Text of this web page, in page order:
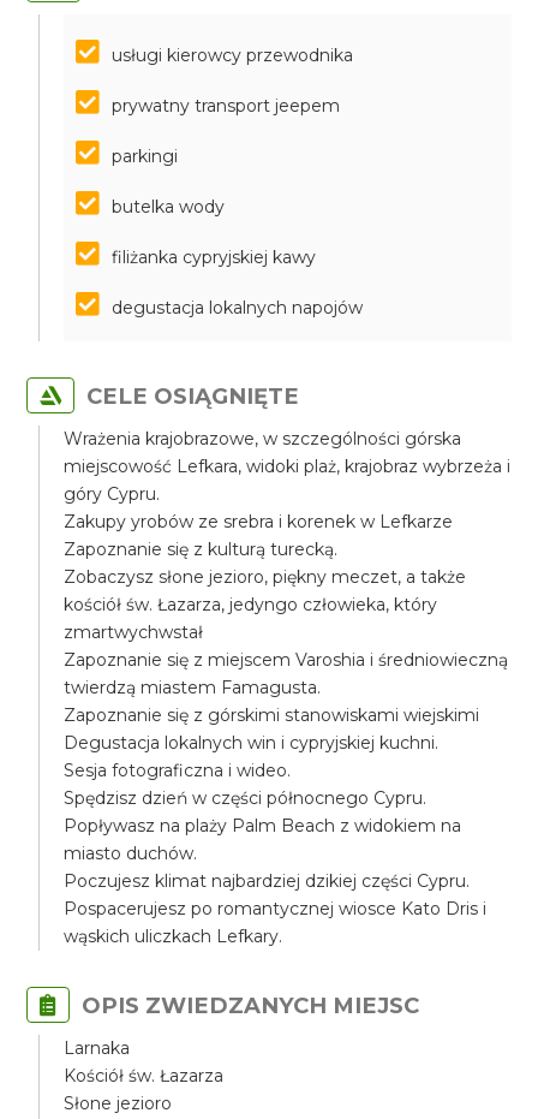
usługi kierowcy przewodnika
prywatny transport jeepem
parkingi
butelka wody
filiżanka cypryjskiej kawy
degustacja lokalnych napojów
CELE OSIĄGNIĘTE
Wrażenia krajobrazowe, w szczególności górska
miejscowość Lefkara, widoki plaż, krajobraz wybrzeża i
góry Cypru.
Zakupy yrobów ze srebra i korenek w Lefkarze
Zapoznanie się z kulturą turecką.
Zobaczysz słone jezioro, piękny meczet, a także
kościół św. Łazarza, jedyngo człowieka, który
zmartwychwstał
Zapoznanie się z miejscem Varoshia i średniowieczną
twierdzą miastem Famagusta.
Zapoznanie się z górskimi stanowiskami wiejskimi
Degustacja lokalnych win i cypryjskiej kuchni.
Sesja fotograficzna i wideo.
Spędzisz dzień w części północnego Cypru.
Popływasz na plaży Palm Beach z widokiem na
miasto duchów.
Poczujesz klimat najbardziej dzikiej części Cypru.
Pospacerujesz po romantycznej wiosce Kato Dris i
wąskich uliczkach Lefkary.
OPIS ZWIEDZANYCH MIEJSC
Larnaka
Kościół św. Łazarza
Słone jezioro